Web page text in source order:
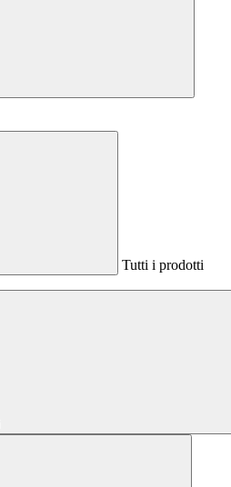
Tutti i prodotti